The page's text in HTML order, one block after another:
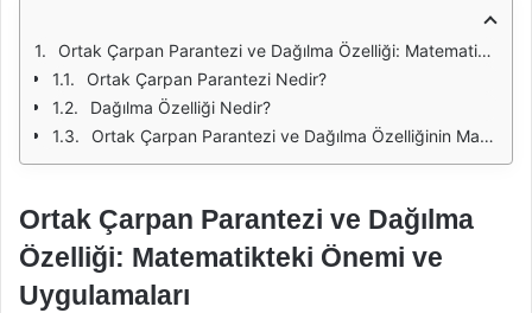
Ortak Çarpan Parantezi ve Dağılma Özelliği: Matematikteki Önemi ve Uygulamaları
Ortak Çarpan Parantezi Nedir?
Dağılma Özelliği Nedir?
Ortak Çarpan Parantezi ve Dağılma Özelliğinin Matematikteki Rolü
Ortak Çarpan Parantezi ve Dağılma
Özelliği: Matematikteki Önemi ve
Uygulamaları